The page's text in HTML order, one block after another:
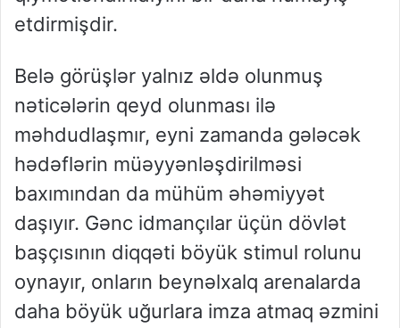
etdirmişdir.
Belə görüşlər yalnız əldə olunmuş
nəticələrin qeyd olunması ilə
məhdudlaşmır, eyni zamanda gələcək
hədəflərin müəyyənləşdirilməsi
baxımından da mühüm əhəmiyyət
daşıyır. Gənc idmançılar üçün dövlət
başçısının diqqəti böyük stimul rolunu
oynayır, onların beynəlxalq arenalarda
daha böyük uğurlara imza atmaq əzmini